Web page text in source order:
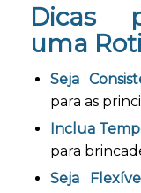
Dicas
uma
Seja
para as
Inclua
para
Seja